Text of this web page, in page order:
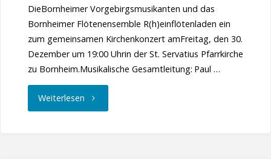
DieBornheimer Vorgebirgsmusikanten und das
Bornheimer Flötenensemble R(h)einflötenladen ein
zum gemeinsamen Kirchenkonzert amFreitag, den 30.
Dezember um 19:00 Uhrin der St. Servatius Pfarrkirche
zu Bornheim.Musikalische Gesamtleitung: Paul …
Weiterlesen"Einladung